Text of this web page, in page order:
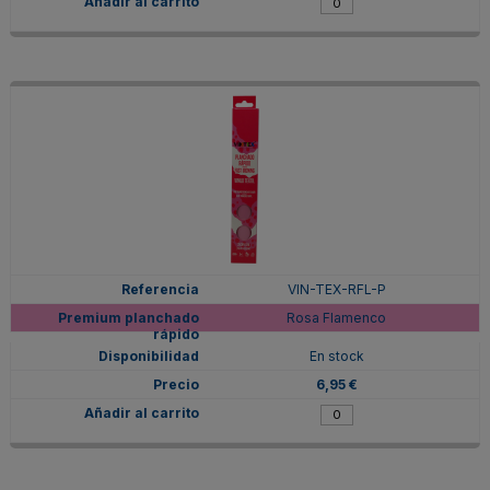
VIN-TEX-RFL-P
Rosa Flamenco
En stock
6,95 €